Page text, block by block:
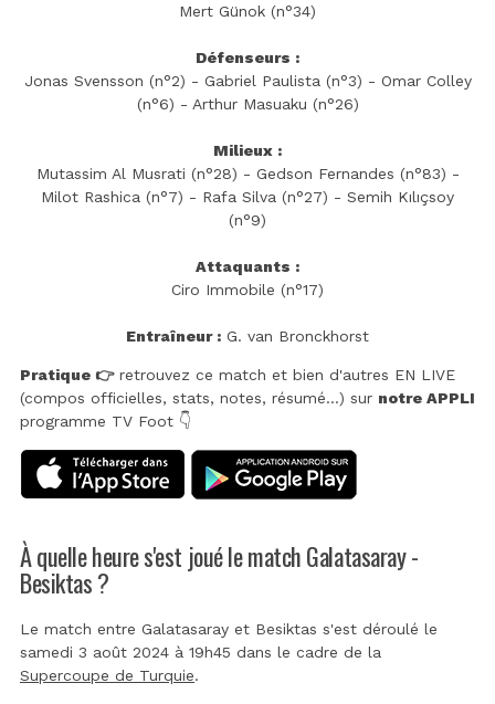
Mert Günok (n°34)
Défenseurs :
Jonas Svensson (n°2) - Gabriel Paulista (n°3) - Omar Colley
(n°6) - Arthur Masuaku (n°26)
Milieux :
Mutassim Al Musrati (n°28) - Gedson Fernandes (n°83) -
Milot Rashica (n°7) - Rafa Silva (n°27) - Semih Kılıçsoy
(n°9)
Attaquants :
Ciro Immobile (n°17)
Entraîneur : G. van Bronckhorst
Pratique 👉retrouvez ce match et bien d'autres EN LIVE
(compos officielles, stats, notes, résumé...) sur notre APPLI
programme TV Foot 👇
À quelle heure s'est joué le match Galatasaray -
Besiktas ?
Le match entre Galatasaray et Besiktas s'est déroulé le
samedi 3 août 2024 à 19h45 dans le cadre de la
Supercoupe de Turquie.